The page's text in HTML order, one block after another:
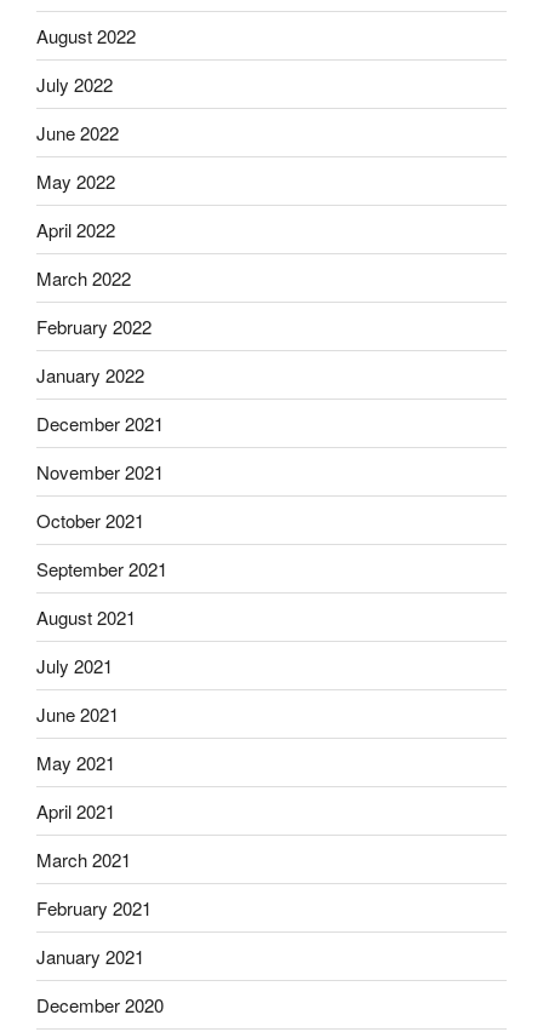
August 2022
July 2022
June 2022
May 2022
April 2022
March 2022
February 2022
January 2022
December 2021
November 2021
October 2021
September 2021
August 2021
July 2021
June 2021
May 2021
April 2021
March 2021
February 2021
January 2021
December 2020